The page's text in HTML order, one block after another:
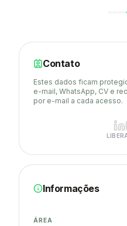
Contato
Estes dados ficam
e-mail, WhatsApp, CV e
por e-mail a cada acesso.
Informações
ÁREA